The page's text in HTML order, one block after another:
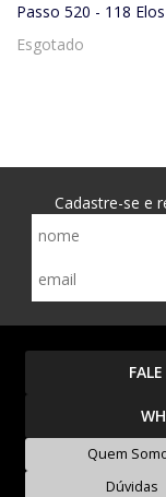
Passo 520 - 118 Elos
Esgotado
Cadastre-se e
Quem
Dúvidas